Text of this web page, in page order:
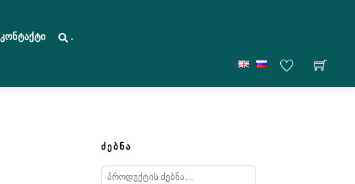
Კონტაქტი .
ᲫᲔᲑᲜᲐ
ძებნა: